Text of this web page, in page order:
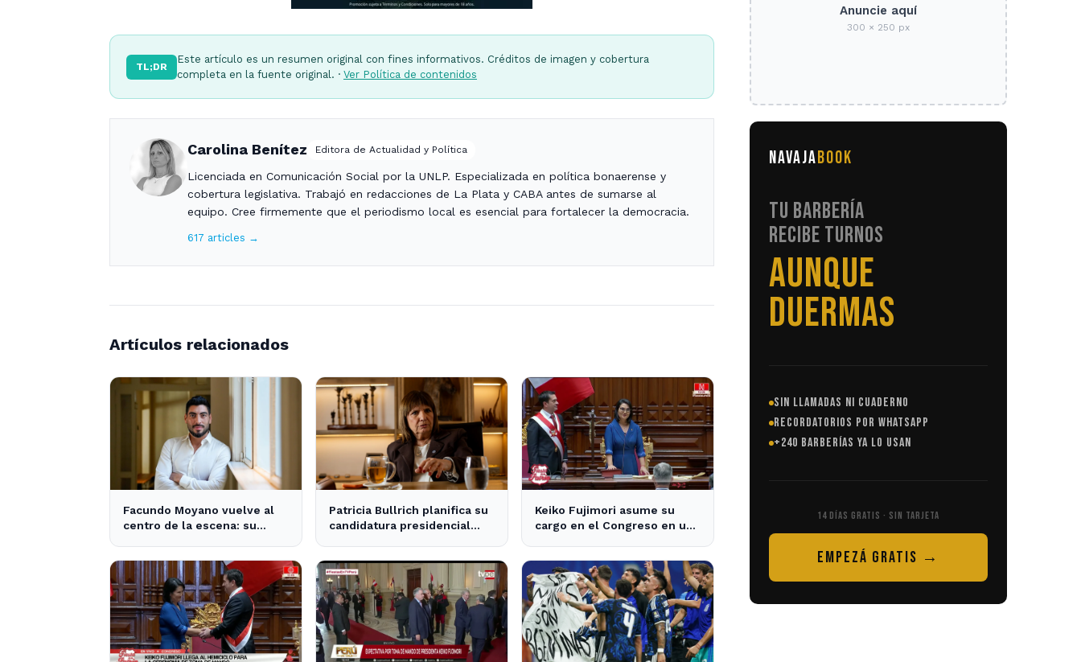
TL;DR
Este artículo es un resumen original con fines informativos. Créditos de imagen y cobertura
completa en la fuente original. · Ver Política de contenidos
Carolina Benítez Editora de Actualidad y Política
Licenciada en Comunicación Social por la UNLP. Especializada en política bonaerense y
cobertura legislativa. Trabajó en redacciones de La Plata y CABA antes de sumarse al
equipo. Cree firmemente que el periodismo local es esencial para fortalecer la democracia.
617 articles →
Artículos relacionados
Facundo Moyano vuelve al
centro de la escena: su
Patricia Bullrich planifica su
candidatura presidencial
Keiko Fujimori asume su
cargo en el Congreso en un
Anuncie aquí
300 × 250 px
NAVAJABOOK
TU BARBERÍA
RECIBE TURNOS
SIN LLAMADAS
SIN LLAMADAS NI CUADERNO
RECORDATORIOS POR WHATSAPP
+240 BARBERÍAS YA LO USAN
14 DÍAS GRATIS · SIN TARJETA
EMPEZÁ GRATIS →